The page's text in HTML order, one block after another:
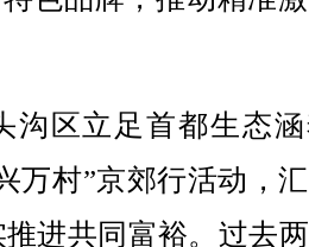
区立足首都生态涵
万村”京郊行活动，
进共同富裕。过去